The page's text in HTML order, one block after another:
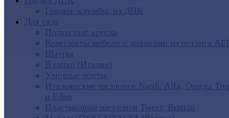
Грядки, клумбы, из ДПК
Для сада
Подвесные кресла
Комплекты мебели с диванами из ротанга
Шатры
B:rattan (Италия)
Уличные зонты
Итальянские шезлонги Nardi: Alfa, Omega
и Eden
Пластиковые шезлонги Tweet, Brattan